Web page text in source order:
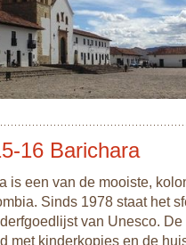
16 Barichara
is een van de mooiste,
Sinds 1978 staat het
van Unesco. De
met kinderkopjes en de